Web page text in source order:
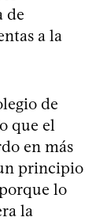
de
a la
de
que el
en más
principio
lo
la